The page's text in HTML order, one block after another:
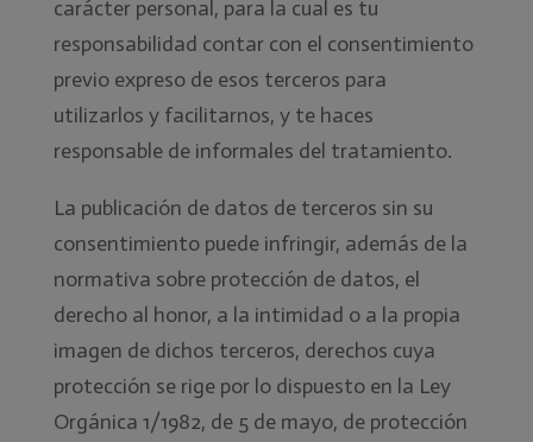
carácter personal, para la cual es tu
responsabilidad contar con el consentimiento
previo expreso de esos terceros para
utilizarlos y facilitarnos, y te haces
responsable de informales del tratamiento.
La publicación de datos de terceros sin su
consentimiento puede infringir, además de la
normativa sobre protección de datos, el
derecho al honor, a la intimidad o a la propia
imagen de dichos terceros, derechos cuya
protección se rige por lo dispuesto en la Ley
Orgánica 1/1982, de 5 de mayo, de protección